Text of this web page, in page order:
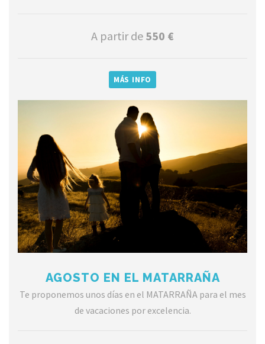
A partir de 550 €
MÁS INFO
AGOSTO EN EL MATARRAÑA
Te proponemos unos días en el MATARRAÑA para el mes
de vacaciones por excelencia.